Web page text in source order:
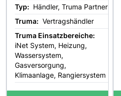
Typ: Händler, Truma Partner
Truma: Vertragshändler
Truma Einsatzbereiche:
iNet System, Heizung,
Wassersystem,
Gasversorgung,
Klimaanlage, Rangiersystem